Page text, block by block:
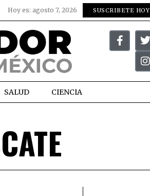
Hoy es: agosto 7, 2026 SUSCRIBETE HOY
SALUD CIENCIA